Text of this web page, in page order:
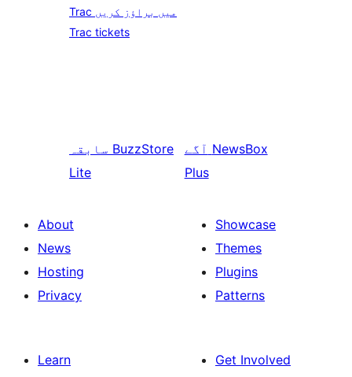
Trac میں براؤز کریں
Trac tickets
سابقہ BuzzStore
Lite
آگے NewsBox
Plus
About
News
Hosting
Privacy
Showcase
Themes
Plugins
Patterns
Learn
Get Involved